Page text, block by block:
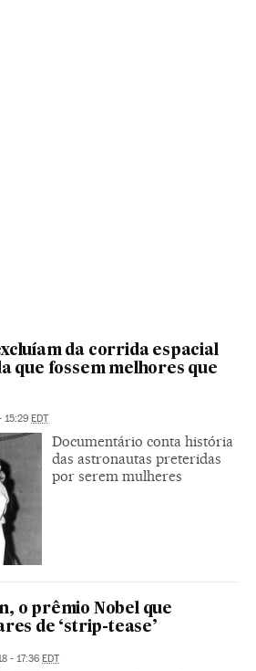
da corrida espacial
que fossem melhores que
15:29 EDT
Documentário conta história
das astronautas preteridas
por serem mulheres
o prêmio Nobel que
de ‘strip-tease’
- 17:36 EDT